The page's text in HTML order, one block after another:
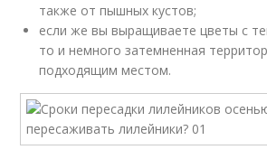
также от пышных кустов;
если же вы выращиваете цветы с
то и немного затемненная
подходящим местом.